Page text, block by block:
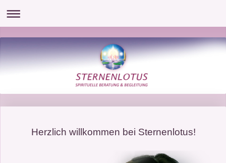
Herzlich willkommen bei Sternenlotus!